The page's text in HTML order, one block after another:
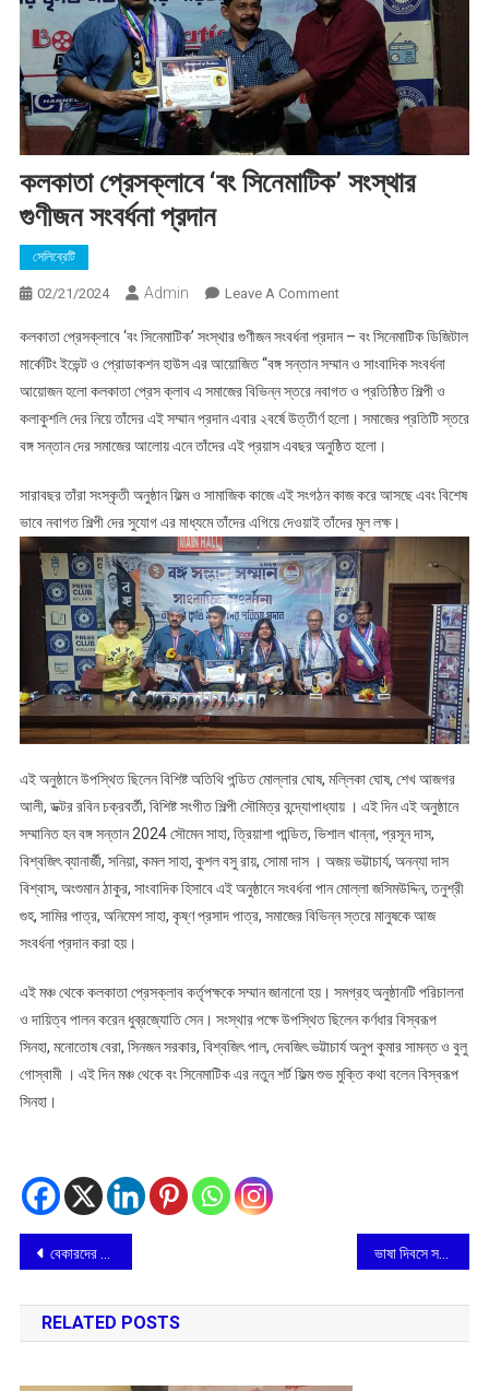
কলকাতা প্রেসক্লাবে ‘বং সিনেমাটিক’ সংস্থার
গুণীজন সংবর্ধনা প্রদান
সেলিব্রেটি
02/21/2024 Admin Leave A CommentOn
প্রেসক্লাবে
‘বং
সিনেমাটিক’
সংস্থার
গুণীজন
প্রদান
কলকাতা প্রেসক্লাবে ‘বং সিনেমাটিক’ সংস্থার গুণীজন সংবর্ধনা প্রদান – বং সিনেমাটিক ডিজিটাল
মার্কেটিং ইভেন্ট ও প্রোডাকশন হাউস এর আয়োজিত “বঙ্গ সন্তান সম্মান ও সাংবাদিক সংবর্ধনা
আয়োজন হলো কলকাতা প্রেস ক্লাব এ সমাজের বিভিন্ন স্তরে নবাগত ও প্রতিষ্ঠিত শিল্পী ও
কলাকুশলি দের নিয়ে তাঁদের এই সম্মান প্রদান এবার ২বর্ষে উত্তীর্ণ হলো। সমাজের প্রতিটি স্তরে
বঙ্গ সন্তান দের সমাজের আলোয় এনে তাঁদের এই প্রয়াস এবছর অনুষ্ঠিত হলো।
সারাবছর তাঁরা সংস্কৃতী অনুষ্ঠান ফিল্ম ও সামাজিক কাজে এই সংগঠন কাজ করে আসছে এবং বিশেষ
ভাবে নবাগত শিল্পী দের সুযোগ এর মাধ্যমে তাঁদের এগিয়ে দেওয়াই তাঁদের মূল লক্ষ।
এই অনুষ্ঠানে উপস্থিত ছিলেন বিশিষ্ট অতিথি পন্ডিত মোল্লার ঘোষ, মল্লিকা ঘোষ, শেখ আজগর
আলী, ডক্টর রবিন চক্রবর্তী, বিশিষ্ট সংগীত শিল্পী সৌমিত্র বন্দ্যোপাধ্যায় । এই দিন এই অনুষ্ঠানে
সম্মানিত হন বঙ্গ সন্তান 2024 সৌমেন সাহা, ত্রিয়াশা পান্ডিত, ভিশাল খান্না, প্রসূন দাস,
বিশ্বজিৎ ব্যানার্জী, সনিয়া, কমল সাহা, কুশল বসু রায়, সোমা দাস । অজয় ভট্টাচার্য, অনন্যা দাস
বিশ্বাস, অংশুমান ঠাকুর, সাংবাদিক হিসাবে এই অনুষ্ঠানে সংবর্ধনা পান মোল্লা জসিমউদ্দিন, তনুশ্রী
গুহ, সামির পাত্র, অনিমেশ সাহা, কৃষ্ণ প্রসাদ পাত্র, সমাজের বিভিন্ন স্তরে মানুষকে আজ
সংবর্ধনা প্রদান করা হয়।
এই মঞ্চ থেকে কলকাতা প্রেসক্লাব কর্তৃপক্ষকে সম্মান জানানো হয়। সমগ্রহ অনুষ্ঠানটি পরিচালনা
ও দায়িত্ব পালন করেন ধুব্রজ্যোতি সেন। সংস্থার পক্ষে উপস্থিত ছিলেন কর্ণধার বিস্বরূপ
সিনহা, মনোতোষ বেরা, সিনজন সরকার, বিশ্বজিৎ পাল, দেবজিৎ ভট্টাচার্য অনুপ কুমার সামন্ত ও বুলু
গোস্বামী । এই দিন মঞ্চ থেকে বং সিনেমাটিক এর নতুন শর্ট ফিল্ম শুভ মুক্তি কথা বলেন বিস্বরূপ
সিনহা।
Post
navigation
বেকারদের সঠিক গাইডের মাধ্যমে বিকল্প আয়ের পথ দেখাচ্ছে শেয়ার বাজার
RELATED POSTS